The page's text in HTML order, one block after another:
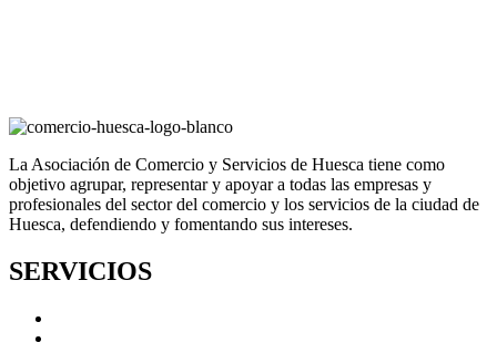
La Asociación de Comercio y Servicios de Huesca tiene como
objetivo agrupar, representar y apoyar a todas las empresas y
profesionales del sector del comercio y los servicios de la ciudad de
Huesca, defendiendo y fomentando sus intereses.
SERVICIOS